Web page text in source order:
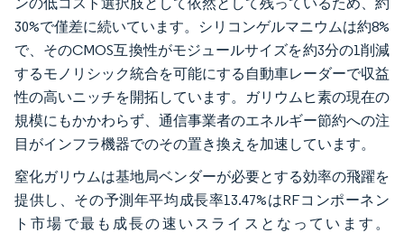
30%で僅差に続いています。シリコンゲルマニウムは約8%
で、そのCMOS互換性がモジュールサイズを約3分の1削減
するモノリシック統合を可能にする自動車レーダーで収益
性の高いニッチを開拓しています。ガリウムヒ素の現在の
規模にもかかわらず、通信事業者のエネルギー節約への注
目がインフラ機器でのその置き換えを加速しています。
窒化ガリウムは基地局ベンダーが必要とする効率の飛躍を
提供し、その予測年平均成長率13.47%はRFコンポーネン
ト市場で最も成長の速いスライスとなっています。